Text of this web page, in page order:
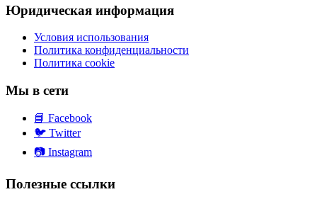
Юридическая информация
Условия использования
Политика конфиденциальности
Политика cookie
Мы в сети
📘 Facebook
🐦 Twitter
📷 Instagram
Полезные ссылки